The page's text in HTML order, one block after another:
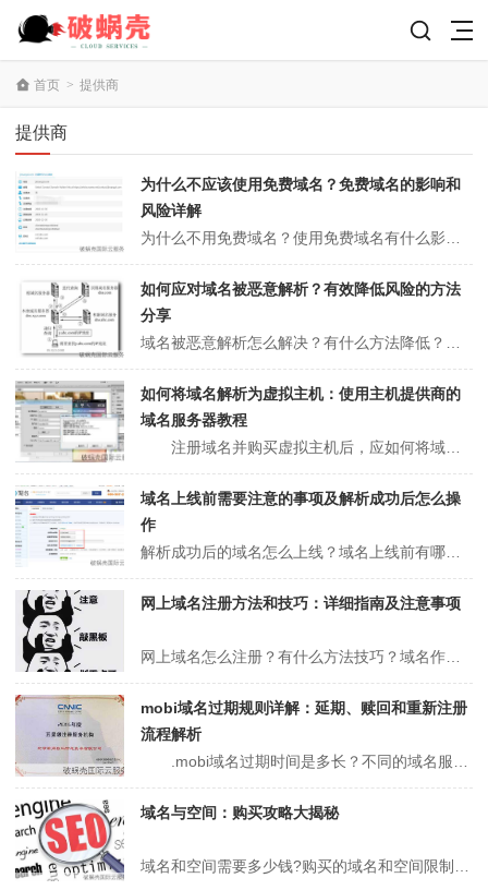
首页 > 提供商
提供商
为什么不应该使用免费域名？免费域名的影响和
风险详解
如何应对域名被恶意解析？有效降低风险的方法
分享
如何将域名解析为虚拟主机：使用主机提供商的
域名服务器教程
域名上线前需要注意的事项及解析成功后怎么操
作
网上域名注册方法和技巧：详细指南及注意事项
mobi域名过期规则详解：延期、赎回和重新注册
流程解析
域名与空间：购买攻略大揭秘